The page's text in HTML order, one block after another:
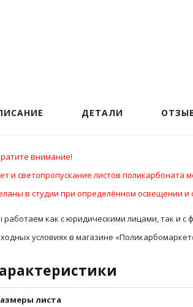
ДЕТАЛИ
внимание!
и светопропускание листов поликарбоната
в студии при определённом освещении и
как с юридическими лицами, так и с
условиях в магазине
листа